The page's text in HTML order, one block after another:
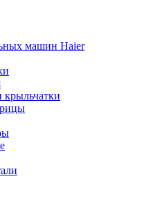
машин Haier